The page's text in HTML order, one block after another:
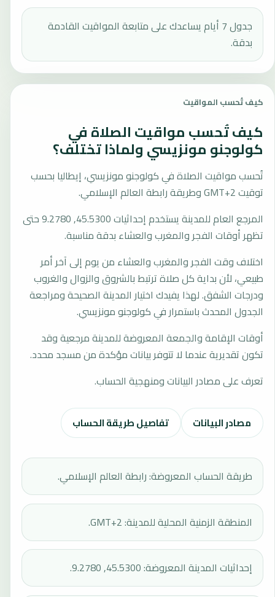
جدول 7 أيام يساعدك على متابعة المواقيت القادمة
بدقة.
كيف تُحسب المواقيت
كيف تُحسب مواقيت الصلاة في
كولوجنو مونزيسي ولماذا تختلف؟
تُحسب مواقيت الصلاة في كولوجنو مونزيسي، إيطاليا بحسب
توقيت GMT+2 وطريقة رابطة العالم الإسلامي.
المرجع العام للمدينة يستخدم إحداثيات 45.5300, 9.2780 حتى
تظهر أوقات الفجر والمغرب والعشاء بدقة مناسبة.
اختلاف وقت الفجر والمغرب والعشاء من يوم إلى آخر أمر
طبيعي، لأن بداية كل صلاة ترتبط بالشروق والزوال والغروب
ودرجات الشفق. لهذا يفيدك اختيار المدينة الصحيحة ومراجعة
الجدول المحدث باستمرار في كولوجنو مونزيسي.
أوقات الإقامة والجمعة المعروضة للمدينة مرجعية وقد
تكون تقديرية عندما لا تتوفر بيانات مؤكدة من مسجد محدد.
تعرف على مصادر البيانات ومنهجية الحساب.
مصادر البيانات تفاصيل طريقة الحساب
طريقة الحساب المعروضة: رابطة العالم الإسلامي.
المنطقة الزمنية المحلية للمدينة: GMT+2.
إحداثيات المدينة المعروضة: 45.5300, 9.2780.